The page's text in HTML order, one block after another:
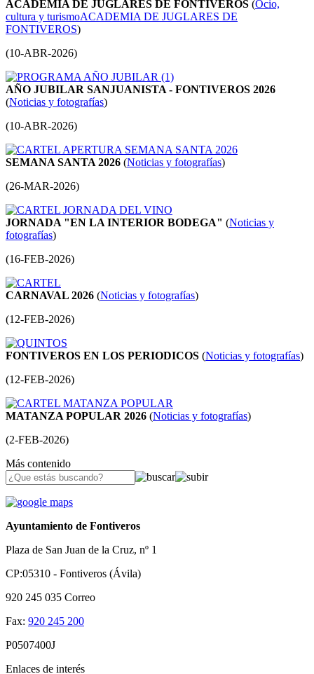
ACADEMIA DE JUGLARES DE FONTIVEROS (Ocio,
cultura y turismoACADEMIA DE JUGLARES DE
FONTIVEROS)
(10-ABR-2026)
AÑO JUBILAR SANJUANISTA - FONTIVEROS 2026
(Noticias y fotografías)
(10-ABR-2026)
SEMANA SANTA 2026 (Noticias y fotografías)
(26-MAR-2026)
JORNADA "EN LA INTERIOR BODEGA" (Noticias y
fotografías)
(16-FEB-2026)
CARNAVAL 2026 (Noticias y fotografías)
(12-FEB-2026)
FONTIVEROS EN LOS PERIODICOS (Noticias y fotografías)
(12-FEB-2026)
MATANZA POPULAR 2026 (Noticias y fotografías)
(2-FEB-2026)
Más contenido
Ayuntamiento de Fontiveros
Plaza de San Juan de la Cruz, nº 1
CP:05310 - Fontiveros (Ávila)
920 245 035 Correo
Fax: 920 245 200
P0507400J
Enlaces de interés